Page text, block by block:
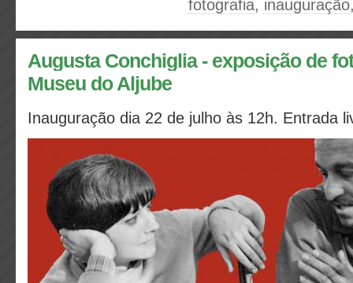
fotografia, inauguração
Augusta Conchiglia - exposição de
Museu do Aljube
Inauguração dia 22 de julho às 12h. Entrada